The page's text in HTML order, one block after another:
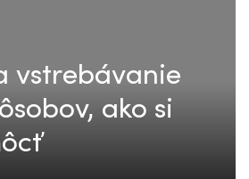
vstrebávanie
ako si